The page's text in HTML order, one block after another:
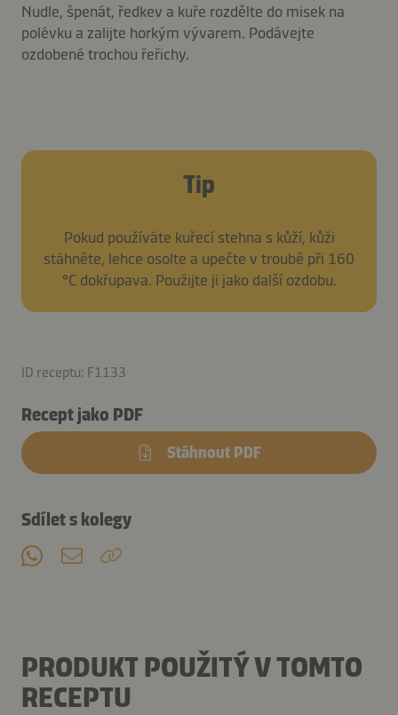
Nudle, špenát, ředkev a kuře rozdělte do misek na
polévku a zalijte horkým vývarem. Podávejte
ozdobené trochou řeřichy.
Tip
Pokud používáte kuřecí stehna s kůží, kůži
stáhněte, lehce osolte a upečte v troubě při 160
°C dokřupava. Použijte ji jako další ozdobu.
ID receptu: F1133
Recept jako PDF
Stáhnout PDF
Sdílet s kolegy
PRODUKT POUŽITÝ V TOMTO
RECEPTU